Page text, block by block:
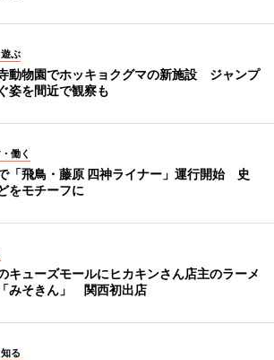
ぶ
動物園でホッキョクグマの新施設 ジャンプ
姿を間近で観察も
働く
「飛鳥・藤原 四神ライナー」運行開始 史
をモチーフに
キューズモールにヒカキンさん店主のラーメ
みそきん」 関西初出店
る